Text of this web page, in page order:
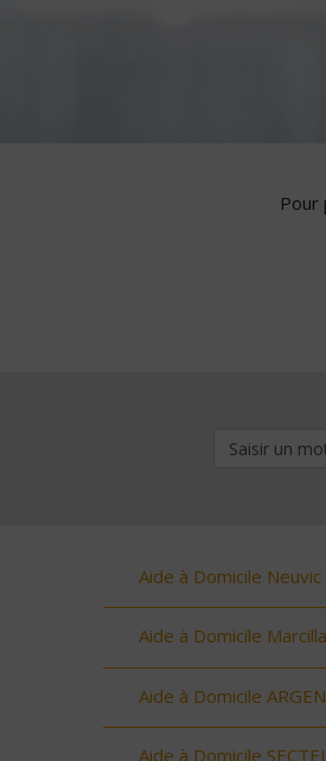
Pour
Aide à Domicile
Aide à Domicile
Aide à Domicile
Aide à Domicile